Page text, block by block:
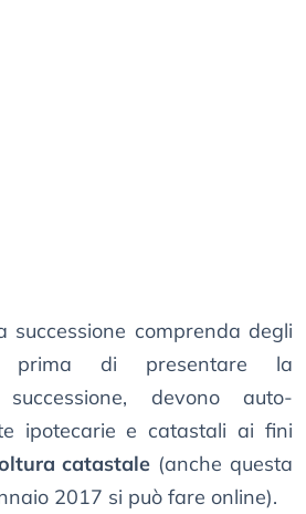
successione comprenda degli
prima di presentare la
devono auto-
ipotecarie e catastali ai fini
catastale (anche questa
2017 si può fare online).